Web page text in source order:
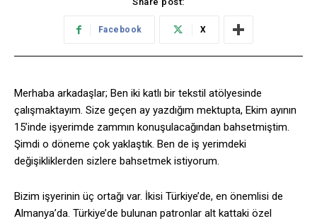
Facebook X
Merhaba arkadaşlar; Ben iki katlı bir tekstil atölyesinde
çalışmaktayım. Size geçen ay yazdığım mektupta, Ekim ayının
15’inde işyerimde zammın konuşulacağından bahsetmiştim.
Şimdi o döneme çok yaklaştık. Ben de iş yerimdeki
değişikliklerden sizlere bahsetmek istiyorum.
Bizim işyerinin üç ortağı var. İkisi Türkiye’de, en önemlisi de
Almanya’da. Türkiye’de bulunan patronlar alt kattaki özel